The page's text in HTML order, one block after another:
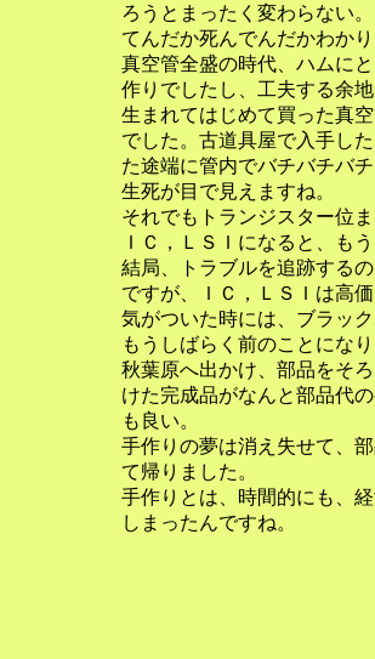
ろうとまったく変わらない
てんだか死んでんだかわかり
真空管全盛の時代、ハムに
作りでしたし、工夫する余
生まれてはじめて買った真
でした。古道具屋で入手し
た途端に管内でバチバチバ
   生死が目で見えますね。
それでもトランジスター位
ＩＣ，ＬＳＩになると、もう
結局、トラブルを追跡する
ですが、ＩＣ，ＬＳＩは高
気がついた時には、ブラッ
もうしばらく前のことにな
秋葉原へ出かけ、部品をそ
けた完成品がなんと部品代
   も良い。
手作りの夢は消え失せて、
   て帰りました。
手作りとは、時間的にも、